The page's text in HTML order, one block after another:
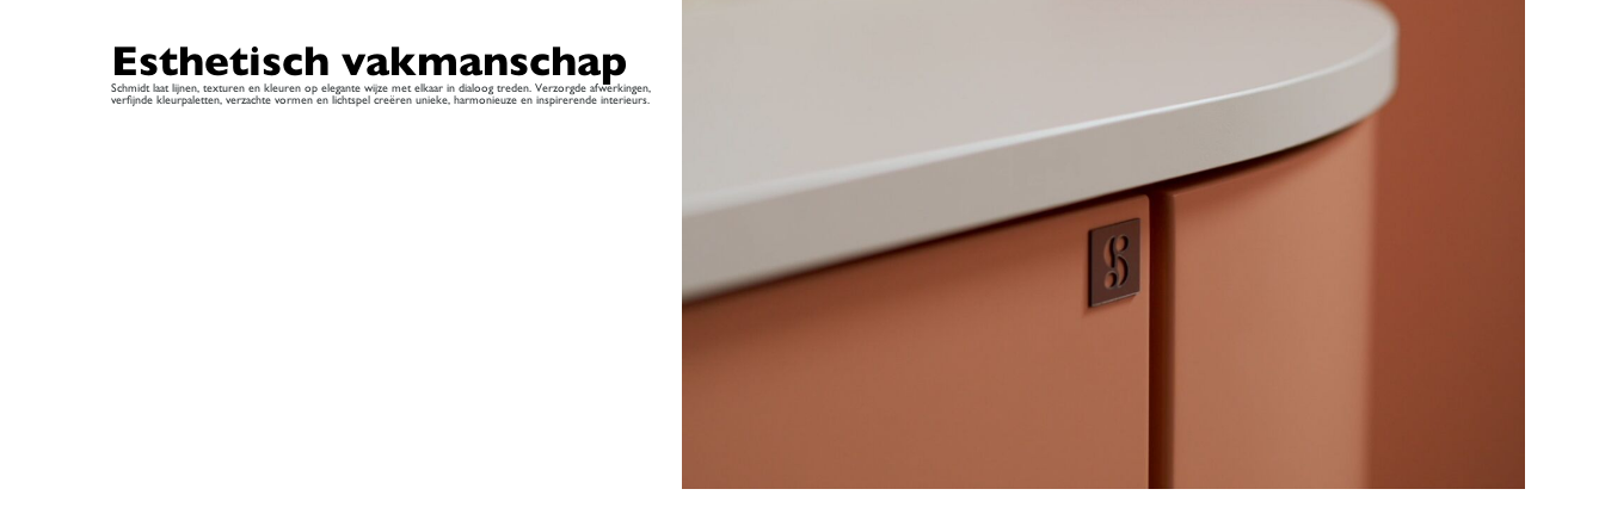
Esthetisch vakmanschap
Schmidt laat lijnen, texturen en kleuren op elegante wijze met elkaar in dialoog treden. Verzorgde afwerkingen,
verfijnde kleurpaletten, verzachte vormen en lichtspel creëren unieke, harmonieuze en inspirerende interieurs.